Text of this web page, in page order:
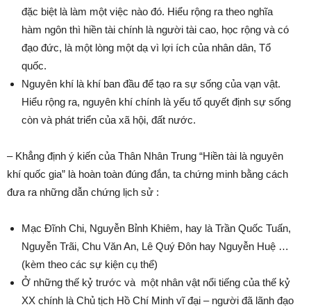
đặc biệt là làm một việc nào đó. Hiểu rộng ra theo nghĩa
hàm ngôn thì hiền tài chính là người tài cao, học rộng và có
đạo đức, là một lòng một dạ vì lợi ích của nhân dân, Tổ
quốc.
Nguyên khí là khí ban đầu để tạo ra sự sống của vạn vật.
Hiểu rộng ra, nguyên khí chính là yếu tố quyết định sự sống
còn và phát triển của xã hội, đất nước.
– Khẳng định ý kiến của Thân Nhân Trung “Hiền tài là nguyên
khí quốc gia” là hoàn toàn đúng đắn, ta chứng minh bằng cách
đưa ra những dẫn chứng lịch sử :
Mạc Đĩnh Chi, Nguyễn Bỉnh Khiêm, hay là Trần Quốc Tuấn,
Nguyễn Trãi, Chu Văn An, Lê Quý Đôn hay Nguyễn Huệ …
(kèm theo các sự kiện cụ thể)
Ở những thế kỷ trước và một nhân vật nổi tiếng của thế kỷ
XX chính là Chủ tịch Hồ Chí Minh vĩ đại – người đã lãnh đạo